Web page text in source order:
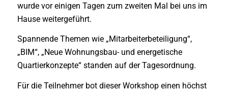
wurde vor einigen Tagen zum zweiten Mal bei uns im
Hause weitergeführt.
Spannende Themen wie „Mitarbeiterbeteiligung“,
„BIM“, „Neue Wohnungsbau- und energetische
Quartierkonzepte“ standen auf der Tagesordnung.
Für die Teilnehmer bot dieser Workshop einen höchst